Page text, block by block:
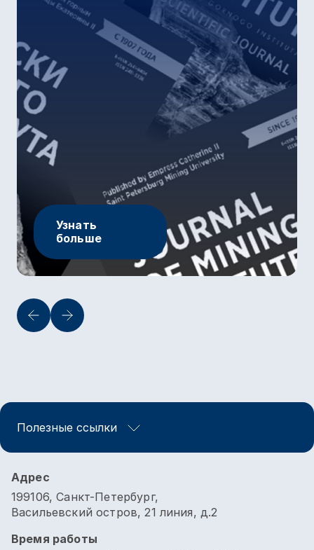
Узнать
больше
Полезные ссылки
Адрес
199106, Санкт-Петербург,
Васильевский остров, 21 линия, д.2
Время работы